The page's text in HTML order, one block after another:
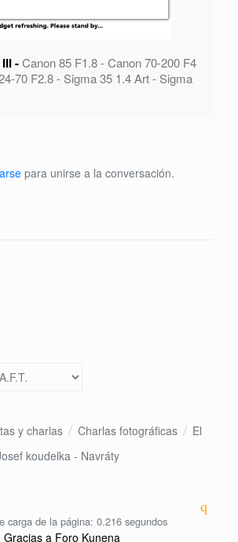
-Canon 85 F1.8 - Canon 70-200 F4
70 F2.8 - Sigma 35 1.4 Art - Sigma
para unirse a la conversación.
y charlas Charlas fotográficas
El
koudelka - Navráty
carga de la página: 0.216 segundos
Gracias a Foro Kunena